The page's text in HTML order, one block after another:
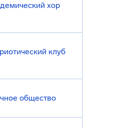
хор
клуб
общество